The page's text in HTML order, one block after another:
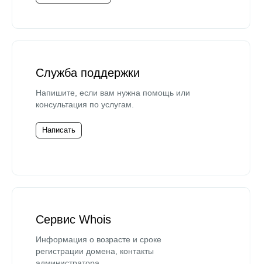
Служба поддержки
Напишите, если вам нужна помощь или
консультация по услугам.
Написать
Сервис Whois
Информация о возрасте и сроке
регистрации домена, контакты